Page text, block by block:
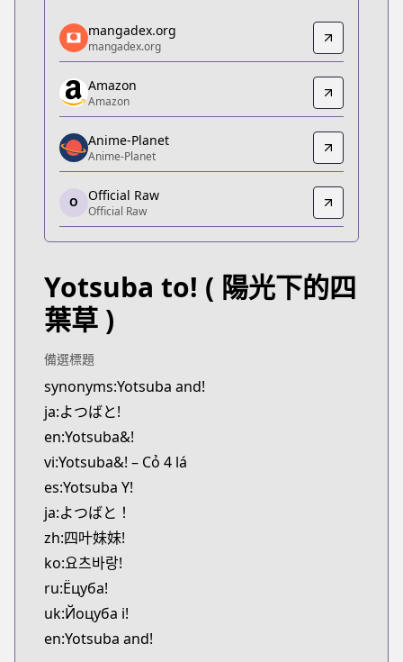
mangadex.org
mangadex.org
https://mangadex.org/title/58be6aa6-06cb-4ca5-
Amazon
Amazon
https://www.amazon.co.jp/dp/4048690663/
Anime-Planet
Anime-Planet
https://www.anime-planet.com/manga/yotsuba
Official Raw
Official Raw
Kitsu
Kitsu
https://kitsu.app/manga/272
CDJapan
CDJapan
https://www.anime-planet.com/manga/https://
MangaUpdates
MangaUpdates
https://www.mangaupdates.com/series.html?id=5
Official English
https://yenpress.com/series/yotsuba
Yen Press
Yen Press
https://yenpress.com/series/yotsuba
KakaoPage
KakaoPage
mangadex.org
mangadex.org
Amazon
Amazon
Anime-Planet
Anime-Planet
O Official Raw
Official Raw
Yotsuba to! ( 陽光下的四
葉草 )
備選標題
synonyms:Yotsuba and!
ja:よつばと!
en:Yotsuba&!
vi:Yotsuba&! – Cỏ 4 lá
es:Yotsuba Y!
ja:よつばと！
zh:四叶妹妹!
ko:요츠바랑!
ru:Ёцуба!
uk:Йоцуба і!
en:Yotsuba and!